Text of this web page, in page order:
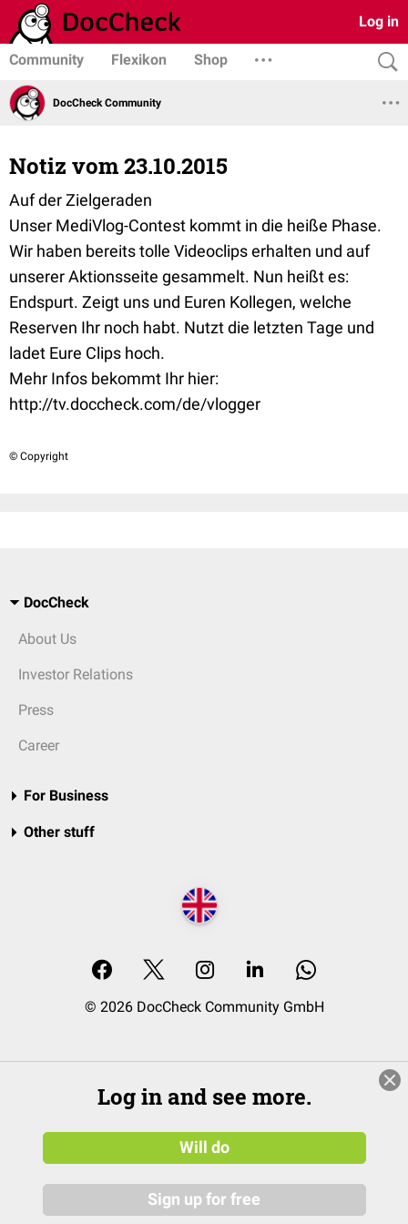
Log in
Community Flexikon Shop
DocCheck Community
Notiz vom 23.10.2015
Auf der Zielgeraden
Unser MediVlog-Contest kommt in die heiße Phase.
Wir haben bereits tolle Videoclips erhalten und auf
unserer Aktionsseite gesammelt. Nun heißt es:
Endspurt. Zeigt uns und Euren Kollegen, welche
Reserven Ihr noch habt. Nutzt die letzten Tage und
ladet Eure Clips hoch.
Mehr Infos bekommt Ihr hier:
http://tv.doccheck.com/de/vlogger
© Copyright
DocCheck
About Us
Investor Relations
Press
Career
For Business
Other stuff
© 2026 DocCheck Community GmbH
Log in and see more.
Will do
Sign up for free